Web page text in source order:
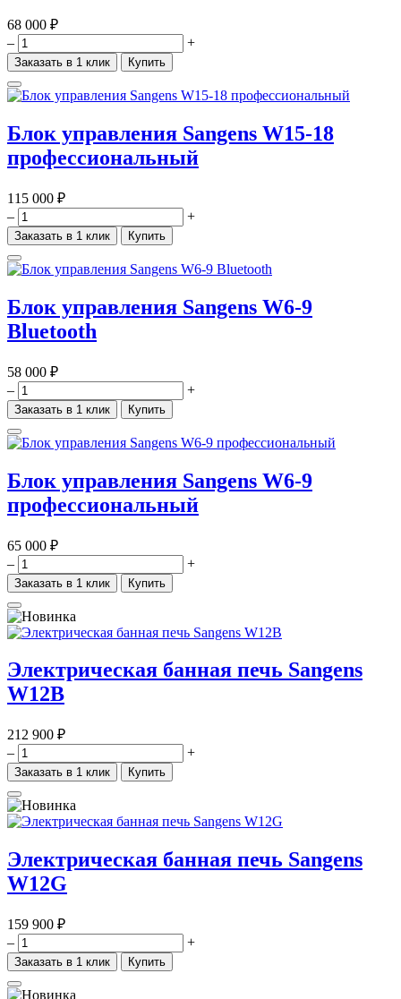
68 000 ₽
–
+
Заказать в 1 клик Купить
Блок управления Sangens W15-18
профессиональный
115 000 ₽
–
+
Заказать в 1 клик Купить
Блок управления Sangens W6-9
Bluetooth
58 000 ₽
–
+
Заказать в 1 клик Купить
Блок управления Sangens W6-9
профессиональный
65 000 ₽
–
+
Заказать в 1 клик Купить
Электрическая банная печь Sangens
W12B
212 900 ₽
–
+
Заказать в 1 клик Купить
Электрическая банная печь Sangens
W12G
159 900 ₽
–
+
Заказать в 1 клик Купить